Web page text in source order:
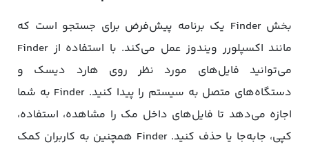
بخش Finder یک برنامه پیش‌فرض برای جستجو است که
مانند اکسپلورر ویندوز عمل می‌کند. با استفاده از Finder
می‌توانید فایل‌های مورد نظر روی هارد دیسک و
دستگاه‌های متصل به سیستم را پیدا کنید. Finder به شما
اجازه می‌دهد تا فایل‌های داخل مک را مشاهده، استفاده،
کپی، جابه‌جا یا حذف کنید. Finder همچنین به کاربران کمک